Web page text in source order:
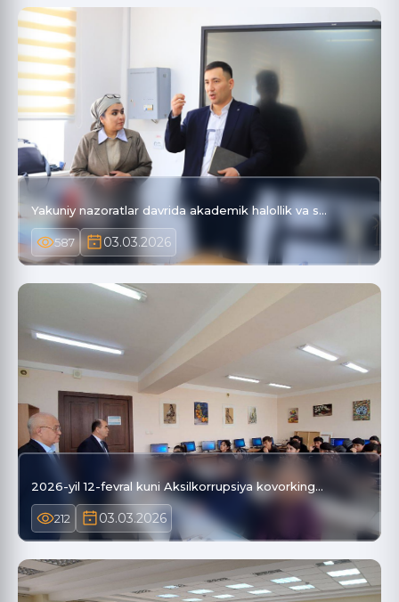
Yakuniy nazoratlar davrida akademik halollik va s…
587 03.03.2026
2026-yil 12-fevral kuni Aksilkorrupsiya kovorking…
212 03.03.2026